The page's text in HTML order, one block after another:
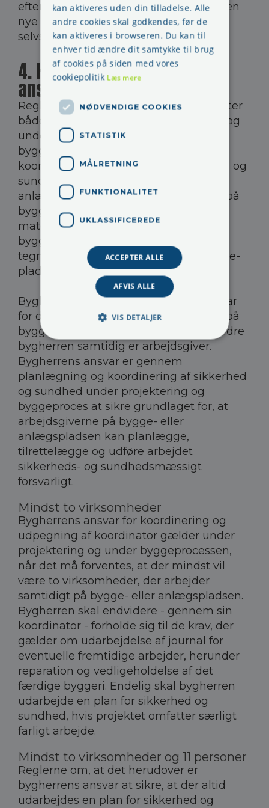
efterfølgende arbejde med at opføre den
nye bygning er udbudt som et
selvstændigt byggeprojekt.
4. Hvad omfatter bygherrens
ansvar?
Reglerne om bygherrens ansvar omfatter
både koordinering under projektering og
under byggeprocessen. Under
byggeprocessen skal bygherrens
koordinator både koordinere sikkerhed og
sundhed ved selve bygge- eller
anlægsarbejdet og ved andet arbejde på
bygge- eller anlægspladsen som fx
materieltransport, renholdelse, tilsyn,
byggestyring samt kontorarbejde og
tegnestuearbejde, der udføres på bygge-
pladsen.
Bygherren har ikke noget direkte ansvar
for de ansattes sikkerhed og sundhed på
bygge- eller anlægspladsen - medmindre
bygherren samtidig er arbejdsgiver.
Bygherrens ansvar er gennem
planlægning og koordinering af sikkerhed
og sundhed under projektering og
byggeproces at sikre grundlaget for, at
arbejdsgiverne på bygge- eller
anlægspladsen kan planlægge,
tilrettelægge og udføre arbejdet
sikkerheds- og sundhedsmæssigt
forsvarligt.
Mindst to virksomheder
Bygherrens ansvar for koordinering og
udpegning af koordinator gælder under
projektering og under byggeprocessen,
når det må forventes, at der mindst vil
være to virksomheder, der arbejder
samtidigt på bygge- eller anlægspladsen.
Bygherren skal endvidere - gennem sin
koordinator - forholde sig til de krav, der
gælder om udarbejdelse af journal for
eventuelle fremtidige arbejder, herunder
reparation og vedligeholdelse af det
færdige byggeri. Endelig skal bygherren
udarbejde en plan for sikkerhed og
sundhed, hvis projektet omfatter særligt
farligt arbejde.
Mindst to virksomheder og 11 personer
Reglerne om, at det herudover er
bygherrens ansvar at sikre, at der altid
udarbejdes en plan for sikkerhed og
kan aktiveres uden din tilladelse. Alle
andre cookies skal godkendes, før de
kan aktiveres i browseren. Du kan til
enhver tid ændre dit samtykke til brug
af cookies på siden med vores
cookiepolitik Læs mere
NØDVENDIGE COOKIES
STATISTIK
MÅLRETNING
FUNKTIONALITET
UKLASSIFICEREDE
ACCEPTER ALLE
AFVIS ALLE
VIS DETALJER